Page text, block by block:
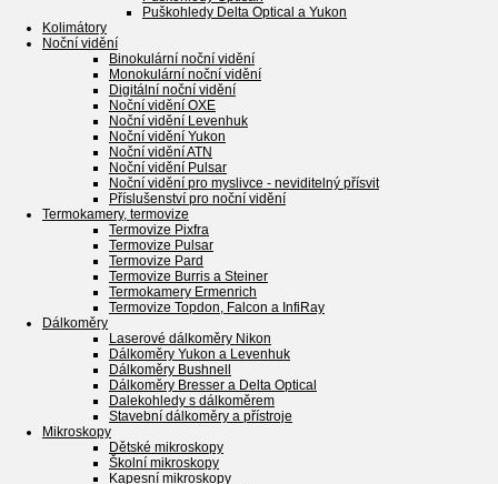
Puškohledy Delta Optical a Yukon
Kolimátory
Noční vidění
Binokulární noční vidění
Monokulární noční vidění
Digitální noční vidění
Noční vidění OXE
Noční vidění Levenhuk
Noční vidění Yukon
Noční vidění ATN
Noční vidění Pulsar
Noční vidění pro myslivce - neviditelný přísvit
Příslušenství pro noční vidění
Termokamery, termovize
Termovize Pixfra
Termovize Pulsar
Termovize Pard
Termovize Burris a Steiner
Termokamery Ermenrich
Termovize Topdon, Falcon a InfiRay
Dálkoměry
Laserové dálkoměry Nikon
Dálkoměry Yukon a Levenhuk
Dálkoměry Bushnell
Dálkoměry Bresser a Delta Optical
Dalekohledy s dálkoměrem
Stavební dálkoměry a přístroje
Mikroskopy
Dětské mikroskopy
Školní mikroskopy
Kapesní mikroskopy